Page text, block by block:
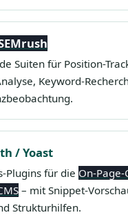
Suiten für Position-
Keyword-
/ Yoast
Plugins für die On-
– mit Snippet-
Strukturhilfen.